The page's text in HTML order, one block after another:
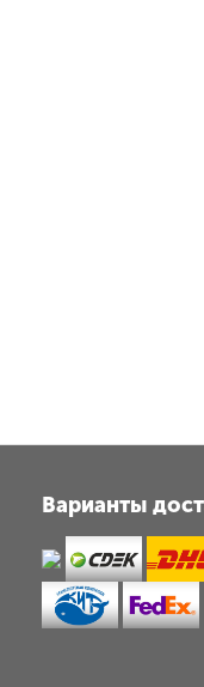
Варианты